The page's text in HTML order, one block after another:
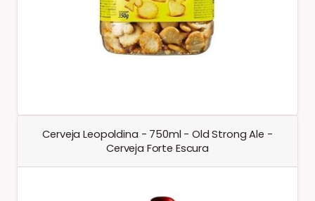
Cerveja Leopoldina - 750ml - Old Strong Ale -
Cerveja Forte Escura